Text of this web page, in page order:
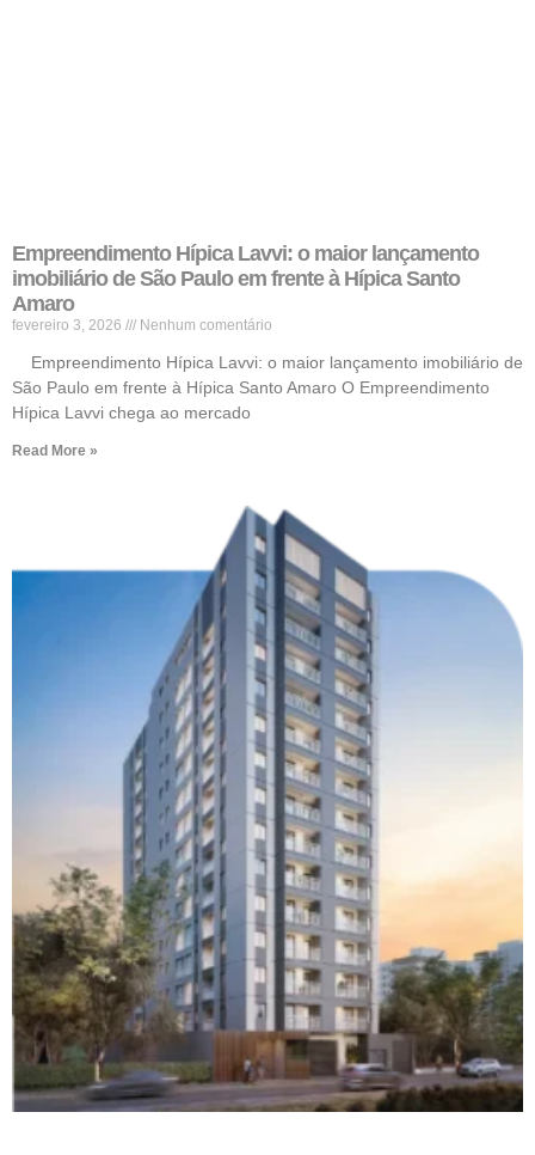
Empreendimento Hípica Lavvi: o maior lançamento
imobiliário de São Paulo em frente à Hípica Santo
Amaro
fevereiro 3, 2026 Nenhum comentário
Empreendimento Hípica Lavvi: o maior lançamento imobiliário de
São Paulo em frente à Hípica Santo Amaro O Empreendimento
Hípica Lavvi chega ao mercado
Read More »